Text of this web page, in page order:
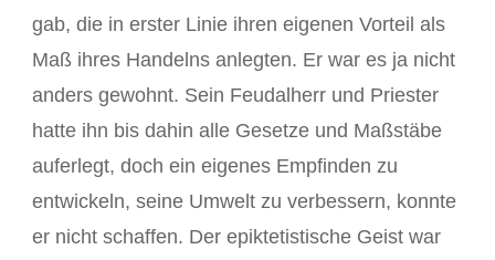
gab, die in erster Linie ihren eigenen Vorteil als
Maß ihres Handelns anlegten. Er war es ja nicht
anders gewohnt. Sein Feudalherr und Priester
hatte ihn bis dahin alle Gesetze und Maßstäbe
auferlegt, doch ein eigenes Empfinden zu
entwickeln, seine Umwelt zu verbessern, konnte
er nicht schaffen. Der epiktetistische Geist war